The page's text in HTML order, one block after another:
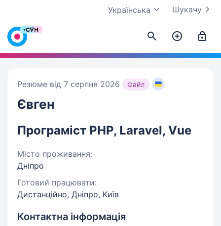
Шукачу
Українська
Резюме від 7 серпня 2026 Файл
Євген
Програміст PHP, Laravel, Vue
Місто проживання:
Дніпро
Готовий працювати:
Дистанційно, Дніпро, Київ
Контактна інформація